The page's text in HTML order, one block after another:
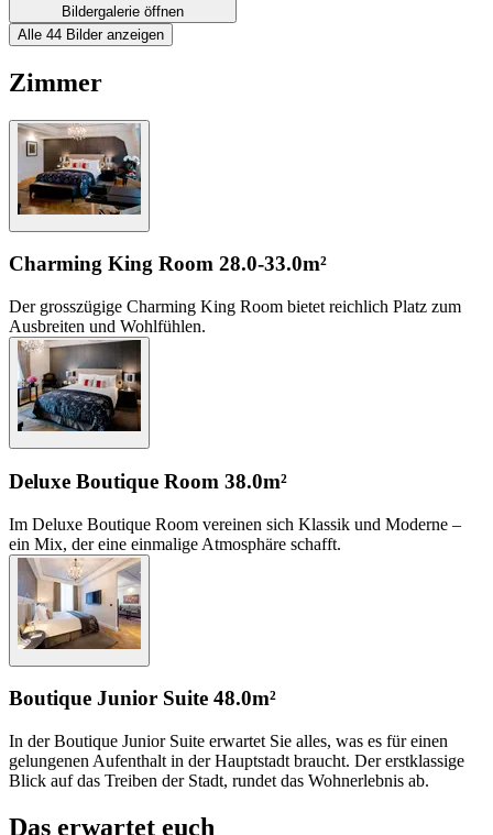
Bildergalerie öffnen
Alle 44 Bilder anzeigen
Zimmer
Charming King Room 28.0-33.0m²
Der grosszügige Charming King Room bietet reichlich Platz zum
Ausbreiten und Wohlfühlen.
Deluxe Boutique Room 38.0m²
Im Deluxe Boutique Room vereinen sich Klassik und Moderne –
ein Mix, der eine einmalige Atmosphäre schafft.
Boutique Junior Suite 48.0m²
In der Boutique Junior Suite erwartet Sie alles, was es für einen
gelungenen Aufenthalt in der Hauptstadt braucht. Der erstklassige
Blick auf das Treiben der Stadt, rundet das Wohnerlebnis ab.
Das erwartet euch